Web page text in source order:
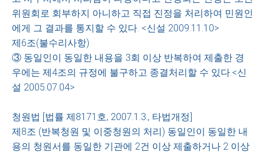
위원회로 회부하지 아니하고 직접 진정을 처리하여 민원인
에게 그 결과를 통지할 수 있다. <신설 2009.11.10>
제6조(불수리사항)
③ 동일인이 동일한 내용을 3회 이상 반복하여 제출한 경
우에는 제4조의 규정에 불구하고 종결처리할 수 있다.<신
설 2005.07.04>
청원법 [법률 제8171호, 2007.1.3., 타법개정]
제8조 (반복청원 및 이중청원의 처리) 동일인이 동일한 내
용의 청원서를 동일한 기관에 2건 이상 제출하거나 2 이상